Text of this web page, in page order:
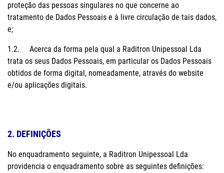
proteção das pessoas singulares no que concerne ao
tratamento de Dados Pessoais e à livre circulação de tais dados,
e;
1.2. Acerca da forma pela qual a Raditron Unipessoal Lda
trata os seus Dados Pessoais, em particular os Dados Pessoais
obtidos de forma digital, nomeadamente, através do website
e/ou aplicações digitais.
2. DEFINIÇÕES
No enquadramento seguinte, a Raditron Unipessoal Lda
providencia o enquadramento sobre as seguintes definições: